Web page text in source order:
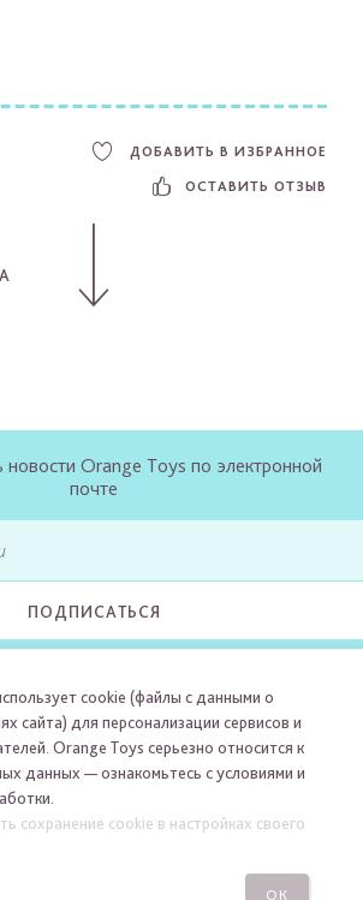
ДОБАВИТЬ В ИЗБРАННОЕ
ОСТАВИТЬ ОТЗЫВ
новости Orange Toys по электронной
почте
ПОДПИСАТЬСЯ
cookie (файлы с данными о
сайта) для персонализации сервисов и
Orange Toys серьезно относится к
данных — ознакомьтесь с условиями и
сохранение cookie в настройках своего
ОК